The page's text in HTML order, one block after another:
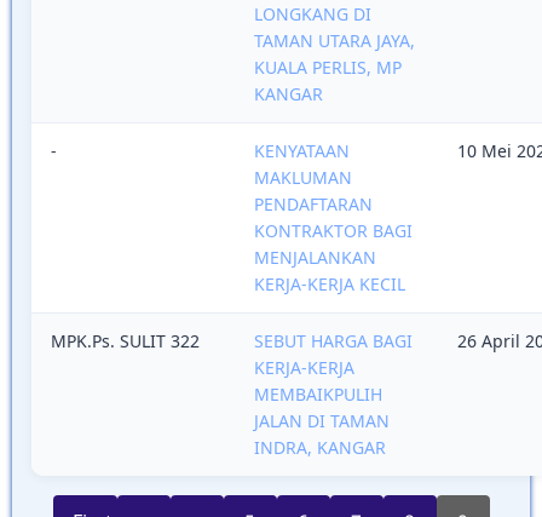
LONGKANG DI
TAMAN UTARA JAYA,
KUALA PERLIS, MP
KANGAR
-
KENYATAAN
MAKLUMAN
PENDAFTARAN
KONTRAKTOR BAGI
MENJALANKAN
KERJA-KERJA KECIL
10 Mei
MPK.Ps. SULIT 322
SEBUT HARGA BAGI
KERJA-KERJA
MEMBAIKPULIH
JALAN DI TAMAN
INDRA, KANGAR
26 April
First
Page Page Page Page
Current